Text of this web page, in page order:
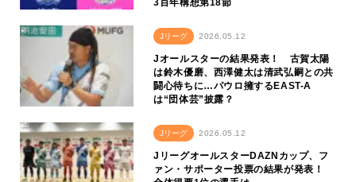
3百年構想第18節
Jリーグ 2026.05.12
Jオールスターの結果発表！ 古賀太陽
は鈴木優磨、西澤健太は清武弘嗣との共
闘心待ちに…パウロ擁するEAST-A
は“団体芸”披露？
Jリーグ 2026.05.12
JリーグオールスターDAZNカップ、フ
ァン・サポーター投票の結果が発表！